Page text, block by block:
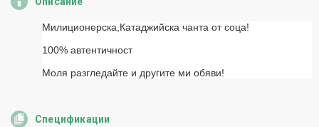
Спецификации